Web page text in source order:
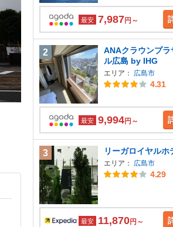
最安 7,987円～
2
ANAクラウンプラ
ル広島 by IHG
エリア： 広島市
4.31
最安 9,994円～
3 リーガロイヤルホ
エリア： 広島市
4.29
最安 11,870円～